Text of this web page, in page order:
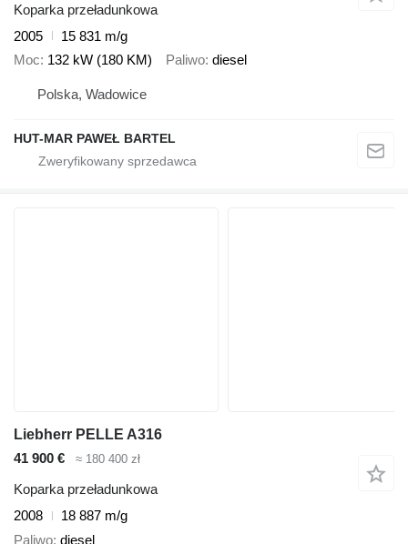
Koparka przeładunkowa
2005
15 831 m/g
Moc 132 kW (180 KM) Paliwo diesel
Polska, Wadowice
HUT-MAR PAWEŁ BARTEL
Liebherr PELLE A316
41 900 €
≈ 180 400 zł
Koparka przeładunkowa
2008
18 887 m/g
Paliwo diesel